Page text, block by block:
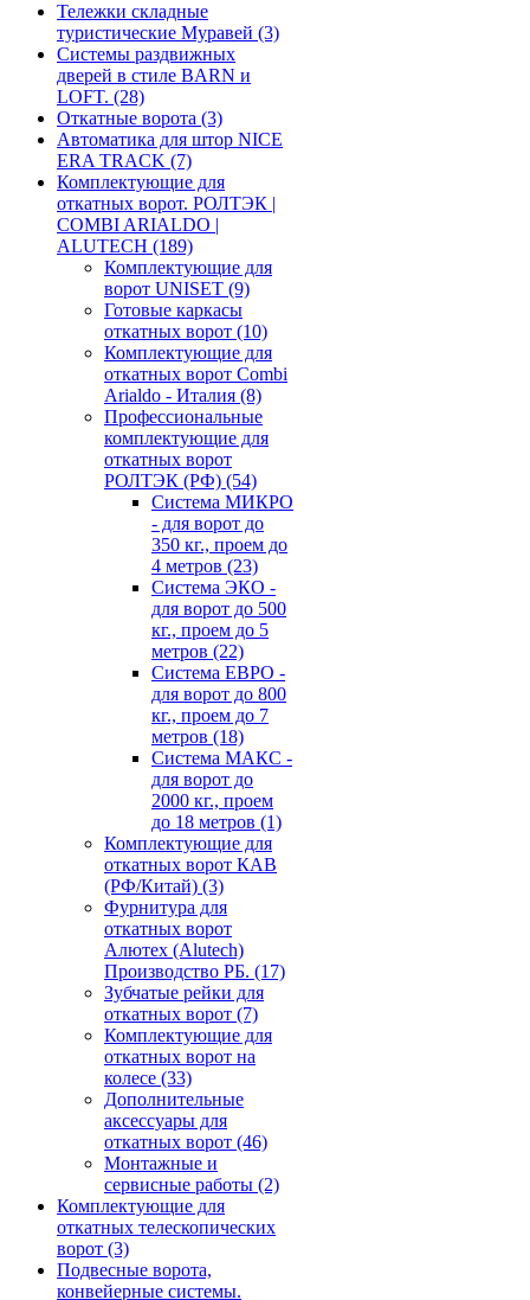
Тележки складные
туристические Муравей (3)
Системы раздвижных
дверей в стиле BARN и
LOFT. (28)
Откатные ворота (3)
Автоматика для штор NICE
ERA TRACK (7)
Комплектующие для
откатных ворот. РОЛТЭК |
COMBI ARIALDO |
ALUTECH (189)
Комплектующие для
ворот UNISET (9)
Готовые каркасы
откатных ворот (10)
Комплектующие для
откатных ворот Combi
Arialdo - Италия (8)
Профессиональные
комплектующие для
откатных ворот
РОЛТЭК (РФ) (54)
Система МИКРО
- для ворот до
350 кг., проем до
4 метров (23)
Система ЭКО -
для ворот до 500
кг., проем до 5
метров (22)
Система ЕВРО -
для ворот до 800
кг., проем до 7
метров (18)
Система МАКС -
для ворот до
2000 кг., проем
до 18 метров (1)
Комплектующие для
откатных ворот КАВ
(РФ/Китай) (3)
Фурнитура для
откатных ворот
Алютех (Alutech)
Производство РБ. (17)
Зубчатые рейки для
откатных ворот (7)
Комплектующие для
откатных ворот на
колесе (33)
Дополнительные
аксессуары для
откатных ворот (46)
Монтажные и
сервисные работы (2)
Комплектующие для
откатных телескопических
ворот (3)
Подвесные ворота,
конвейерные системы.